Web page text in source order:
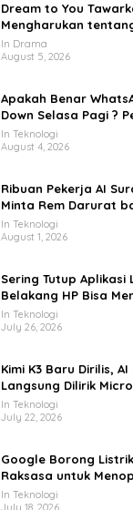
Dream to You
Mengharukan
Perjuangan Meraih
yang Sempat Tertunda
In Drama
August 5, 2026
Apakah Benar
Down Selasa Pagi ?
Kesulitan Kirim
Video di Sejumlah
In Teknologi
August 4, 2026
Ribuan Pekerja AI
Minta Rem Darurat
Teknologi Canggih
In Teknologi
August 1, 2026
Sering Tutup Aplikasi
Belakang HP Bisa
Baterai Lebih Boros
In Teknologi
July 26, 2026
Kimi K3 Baru Dirilis, AI
Langsung Dilirik
In Teknologi
July 22, 2026
Google Borong Listrik
Raksasa untuk
Pusat Data dan AI
In Teknologi